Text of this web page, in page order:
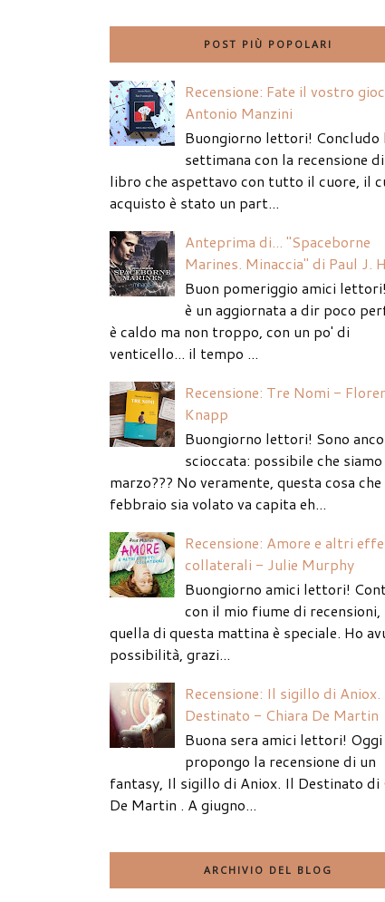
POST PIÙ POPOLARI
Recensione: Fate il vostro
Antonio Manzini
Buongiorno lettori! Concludo
settimana con la recensione
libro che aspettavo con tutto il cuore, il
acquisto è stato un part...
Anteprima di... "Spaceborne
Marines. Minaccia" di Paul J.
Buon pomeriggio amici
è un aggiornata a dir poco
è caldo ma non troppo, con un po' di
venticello... il tempo ...
Recensione: Tre Nomi -
Knapp
Buongiorno lettori! Sono
scioccata: possibile che siamo
marzo??? No veramente, questa cosa che
febbraio sia volato va capita eh...
Recensione: Amore e altri
collaterali - Julie Murphy
Buongiorno amici lettori!
con il mio fiume di recensioni,
quella di questa mattina è speciale. Ho
possibilità, grazi...
Recensione: Il sigillo di
Destinato - Chiara De Martin
Buona sera amici lettori!
propongo la recensione di un
fantasy, Il sigillo di Aniox. Il Destinato di
De Martin . A giugno...
ARCHIVIO DEL BLOG